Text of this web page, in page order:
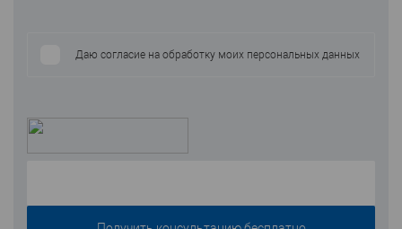
Даю согласие на обработку моих персональных данных